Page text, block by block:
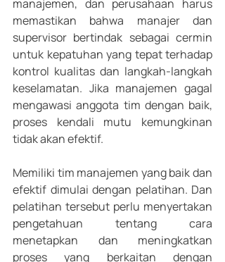
manajemen, dan perusahaan harus
memastikan bahwa manajer dan
supervisor bertindak sebagai cermin
untuk kepatuhan yang tepat terhadap
kontrol kualitas dan langkah-langkah
keselamatan. Jika manajemen gagal
mengawasi anggota tim dengan baik,
proses kendali mutu kemungkinan
tidak akan efektif.
Memiliki tim manajemen yang baik dan
efektif dimulai dengan pelatihan. Dan
pelatihan tersebut perlu menyertakan
pengetahuan tentang cara
menetapkan dan meningkatkan
proses yang berkaitan dengan